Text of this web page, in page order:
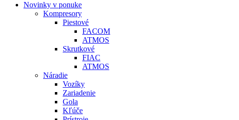
Novinky v ponuke
Kompresory
Piestové
FACOM
ATMOS
Skrutkové
FIAC
ATMOS
Náradie
Vozíky
Zariadenie
Gola
Kľúče